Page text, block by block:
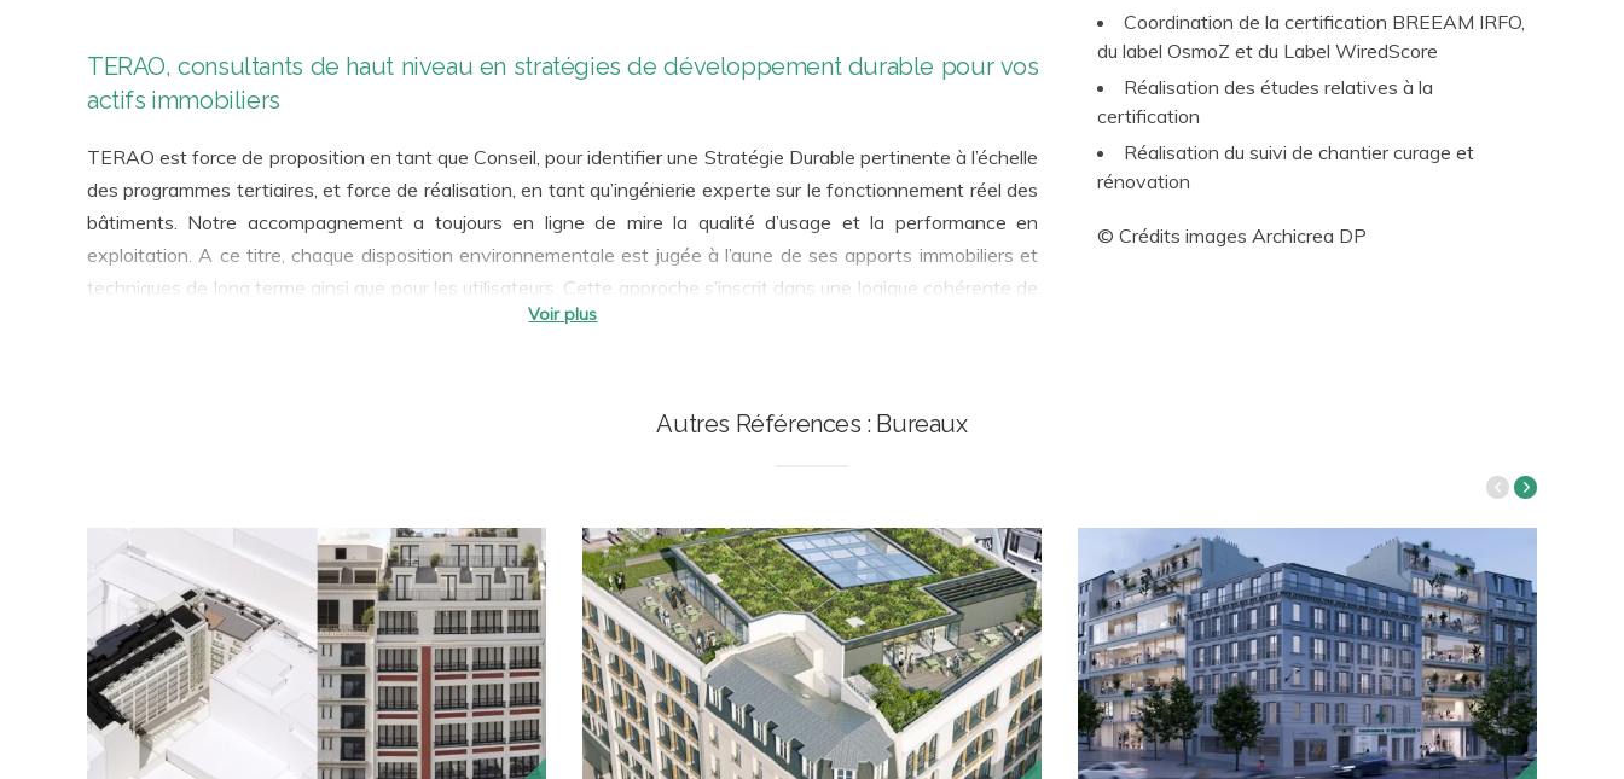
TERAO, consultants de haut niveau en stratégies de développement durable pour vos
actifs immobiliers
TERAO est force de proposition en tant que Conseil, pour identifier une Stratégie Durable pertinente à l’échelle
des programmes tertiaires, et force de réalisation, en tant qu’ingénierie experte sur le fonctionnement réel des
bâtiments. Notre accompagnement a toujours en ligne de mire la qualité d’usage et la performance en
exploitation. A ce titre, chaque disposition environnementale est jugée à l’aune de ses apports immobiliers et
techniques de long terme ainsi que pour les utilisateurs. Cette approche s’inscrit dans une logique cohérente de
RSE et les démarches visées par notre travail confèrent une plus-value forte au lieu de travail créé. Ainsi, nous
Aujourd’hui, ces préoccupations sont catalysées par la RE2020 pour les Projets neufs, et par le Décret
Coordination de la certification BREEAM IRFO,
du label OsmoZ et du Label WiredScore
Réalisation des études relatives à la
certification
Réalisation du suivi de chantier curage et
rénovation
© Crédits images Archicrea DP
Autres Références : Bureaux